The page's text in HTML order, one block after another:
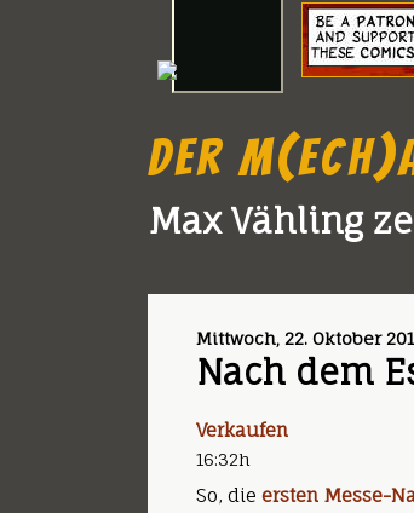
Der
Max Vähling
Mittwoch, 22. Oktober
Nach dem
Verkaufen
16:32h
So, die ersten Messe-